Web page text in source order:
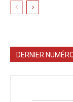
DERNIER